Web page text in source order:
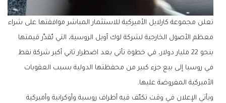
تعلن مجموعة كارلايل الأميركية للاستثمار المباشر موافقتها على شراء
معظم الأصول الخارجية لشركة لوك أويل الروسية، التي تُقدَّر قيمتها
بنحو 22 مليار دولار، في خطوة تأتي بعد اضطرار ثاني أكبر شركة نفط
في روسيا إلى بيع جزء كبير من محفظتها الدولية بسبب العقوبات
الأميركية المفروضة عليها.
ويأتي الإعلان في وقت تكثّف فيه أطراف روسية وأوكرانية وأميركية